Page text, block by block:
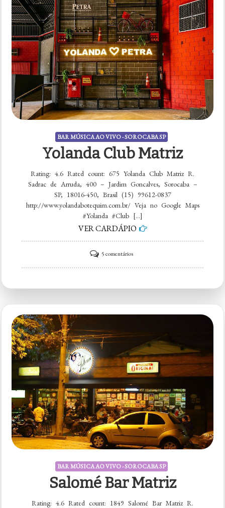
BAR MÚSICA AO VIVO - SOROCABA SP
Yolanda Club Matriz
Rating: 4.6 Rated count: 675 Yolanda Club Matriz R.
Sadrac de Arruda, 400 – Jardim Goncalves, Sorocaba –
SP, 18016-450, Brasil (15) 99612-0837
http://www.yolandabotequim.com.br/ Veja no Google Maps
#Yolanda #Club […]
VER CARDÁPIO
5 comentáriosem
Yolanda
BAR MÚSICA AO VIVO - SOROCABA SP
Salomé Bar Matriz
Rating: 4.6 Rated count: 1849 Salomé Bar Matriz R.